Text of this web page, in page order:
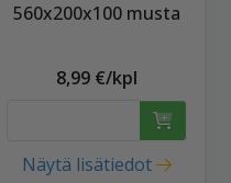
560x200x100 musta
8,99 €/kpl
Näytä lisätiedot